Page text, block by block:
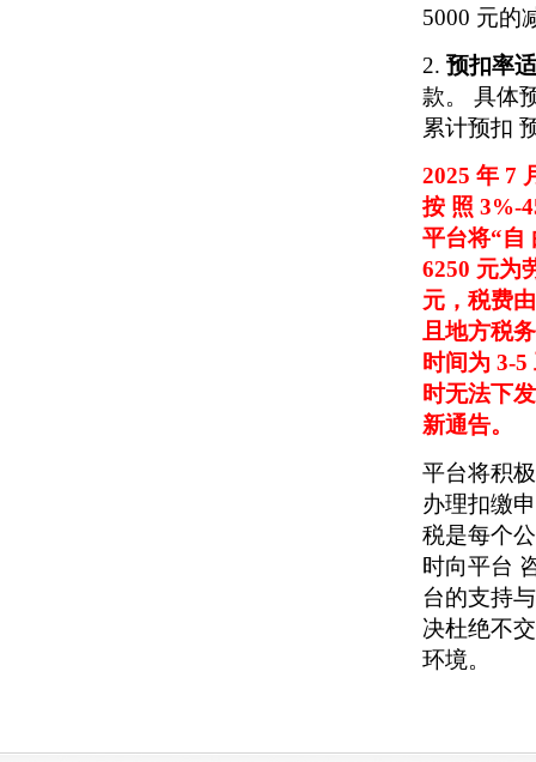
5000 元的
2. 预扣率
款。 具体
累计预扣
2025 年 7
按 照 3%-
平台将“自
6250 元为
元，税费
且地方税
时间为 3-
时无法下
新通告。
平台将积
办理扣缴
税是每个
时向平台
台的支持
决杜绝不
环境。